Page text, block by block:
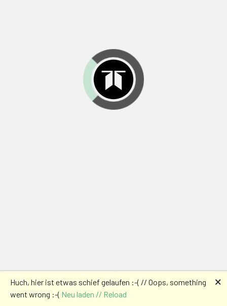
Huch, hier ist etwas schief gelaufen :-( // Oops, something
went wrong :-( Neu laden // Reload
🗙